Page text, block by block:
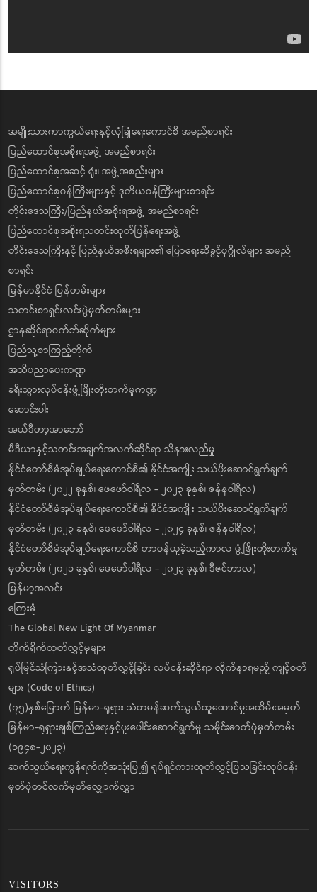
အမျိုးသားကာကွယ်ရေးနှင့်လုံခြုံရေးကောင်စီ အမည်စာရင်း
ပြည်ထောင်စုအစိုးရအဖွဲ့ အမည်စာရင်း
ပြည်ထောင်စုအဆင့် ရုံး၊ အဖွဲ့အစည်းများ
ပြည်ထောင်စုဝန်ကြီးများနှင့် ဒုတိယဝန်ကြီးများစာရင်း
တိုင်းဒေသကြီး/ပြည်နယ်အစိုးရအဖွဲ့ အမည်စာရင်း
ပြည်ထောင်စုအစိုးရသတင်းထုတ်ပြန်ရေးအဖွဲ့
တိုင်းဒေသကြီးနှင့် ပြည်နယ်အစိုးရများ၏ ပြောရေးဆိုခွင့်ပုဂ္ဂိုလ်များ အမည်
စာရင်း
မြန်မာနိုင်ငံ ပြန်တမ်းများ
သတင်းစာရှင်းလင်းပွဲမှတ်တမ်းများ
ဌာနဆိုင်ရာဝက်ဘ်ဆိုက်များ
ပြည်သူ့စာကြည့်တိုက်
အသိပညာပေးကဏ္ဍ
ခရီးသွားလုပ်ငန်းဖွံ့ဖြိုးတိုးတက်မှုကဏ္ဍ
ဆောင်းပါး
အယ်ဒီတာ့အာဘော်
မီဒီယာနှင့်သတင်းအချက်အလက်ဆိုင်ရာ သိနားလည်မှု
နိုင်ငံတော်စီမံအုပ်ချုပ်ရေးကောင်စီ၏ နိုင်ငံအကျိုး သယ်ပိုးဆောင်ရွက်ချက်
မှတ်တမ်း (၂၀၂၂ ခုနှစ်၊ ဖေဖော်ဝါရီလ - ၂၀၂၃ ခုနှစ်၊ ဇန်နဝါရီလ)
နိုင်ငံတော်စီမံအုပ်ချုပ်ရေးကောင်စီ၏ နိုင်ငံအကျိုး သယ်ပိုးဆောင်ရွက်ချက်
မှတ်တမ်း (၂၀၂၃ ခုနှစ်၊ ဖေဖော်ဝါရီလ - ၂၀၂၄ ခုနှစ်၊ ဇန်နဝါရီလ)
နိုင်ငံတော်စီမံအုပ်ချုပ်ရေးကောင်စီ တာဝန်ယူခဲ့သည့်ကာလ ဖွံ့ဖြိုးတိုးတက်မှု
မှတ်တမ်း (၂၀၂၁ ခုနှစ်၊ ဖေဖော်ဝါရီလ - ၂၀၂၃ ခုနှစ်၊ ဒီဇင်ဘာလ)
မြန်မာ့အလင်း
ကြေးမုံ
The Global New Light Of Myanmar
တိုက်ရိုက်ထုတ်လွှင့်မှုများ
ရုပ်မြင်သံကြားနှင့်အသံထုတ်လွှင့်ခြင်း လုပ်ငန်းဆိုင်ရာ လိုက်နာရမည့် ကျင့်ဝတ်
များ (Code of Ethics)
(၇၅)နှစ်မြောက် မြန်မာ-ရုရှား သံတမန်ဆက်သွယ်ထူထောင်မှုအထိမ်းအမှတ်
မြန်မာ-ရုရှားချစ်ကြည်ရေးနှင့်ပူးပေါင်းဆောင်ရွက်မှု သမိုင်းဓာတ်ပုံမှတ်တမ်း
(၁၉၄၈-၂၀၂၃)
ဆက်သွယ်ရေးကွန်ရက်ကိုအသုံးပြု၍ ရုပ်ရှင်ကားထုတ်လွှင့်ပြသခြင်းလုပ်ငန်း
မှတ်ပုံတင်လက်မှတ်လျှောက်လွှာ
VISITORS